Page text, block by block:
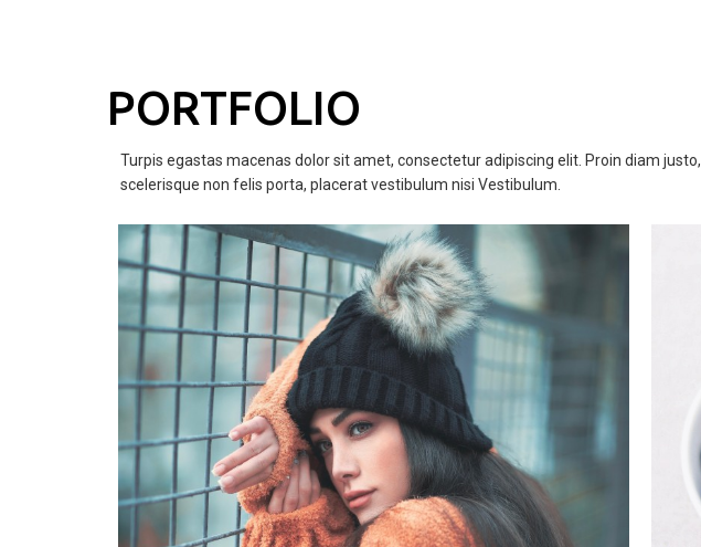
PORTFOLIO
Turpis egastas macenas dolor sit amet, consectetur adipiscing elit. Proin diam justo,
scelerisque non felis porta, placerat vestibulum nisi Vestibulum.